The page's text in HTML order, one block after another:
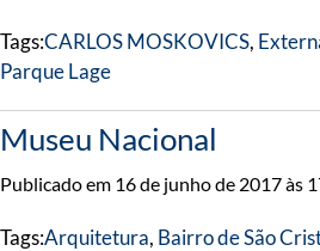
Tags:CARLOS MOSKOVICS,
Parque Lage
Museu Nacional
Publicado em 16 de junho de 2017 às
Tags:Arquitetura, Bairro de São